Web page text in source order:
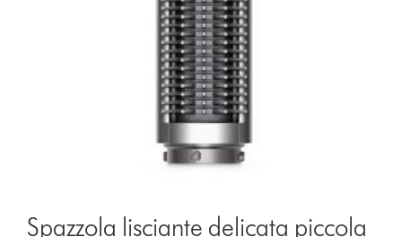
Spazzola lisciante delicata piccola